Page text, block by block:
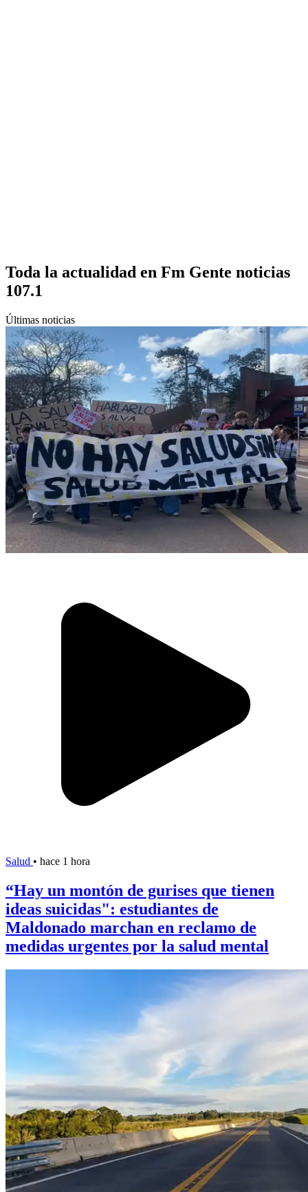
Toda la actualidad en Fm Gente noticias
107.1
Últimas noticias
Salud • hace 1 hora
“Hay un montón de gurises que tienen
ideas suicidas": estudiantes de
Maldonado marchan en reclamo de
medidas urgentes por la salud mental